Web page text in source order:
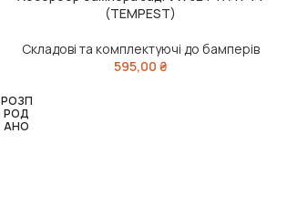
(TEMPEST)
Складові та комплектуючі до бамперів
595,00 ₴
РОЗП
РОД
АНО